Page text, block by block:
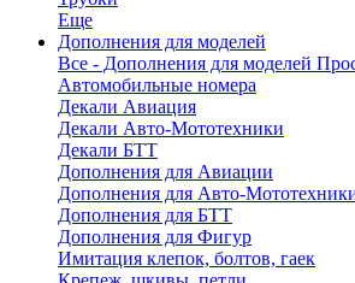
Еще
Дополнения для моделей
Все - Дополнения для моделей
Автомобильные номера
Декали Авиация
Декали Авто-Мототехники
Декали БТТ
Дополнения для Авиации
Дополнения для Авто-
Дополнения для БТТ
Дополнения для Фигур
Имитация клепок, болтов, гаек